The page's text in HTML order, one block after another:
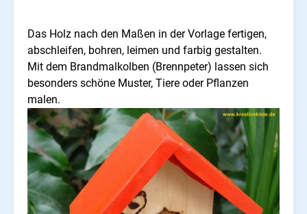
Das Holz nach den Maßen in der Vorlage fertigen,
abschleifen, bohren, leimen und farbig gestalten.
Mit dem Brandmalkolben (Brennpeter) lassen sich
besonders schöne Muster, Tiere oder Pflanzen
malen.